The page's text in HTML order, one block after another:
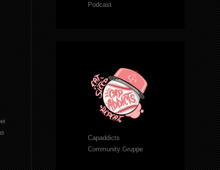
Podcast
Capaddicts
Community Gruppe